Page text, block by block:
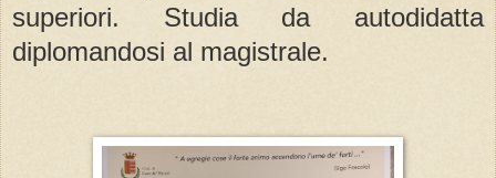
superiori. Studia da autodidatta
diplomandosi al magistrale.